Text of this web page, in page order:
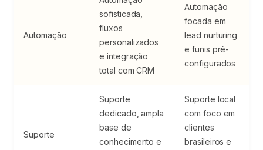
Automação
sofisticada,
fluxos
personalizados
e integração
total com CRM
Automação
focada em
lead nurturing
e funis pré-
configurados
Suporte
Suporte
dedicado, ampla
base de
conhecimento e
Suporte local
com foco em
clientes
brasileiros e